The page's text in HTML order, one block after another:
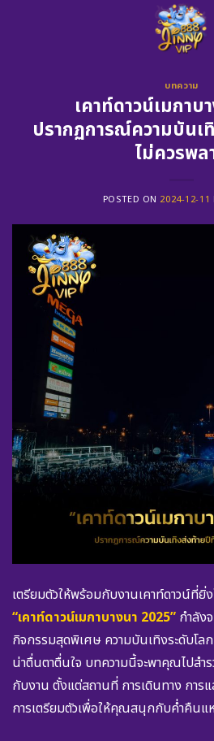
บทความ
เคาท์ดาวน์เมกาบ
ปรากฏการณ์ความบัน
ไม่ควรพล
POSTED ON 2024-12-11
เตรียมตัวให้พร้อมกับงานเคาท์ดาวน์ที่
“เคาท์ดาวน์เมกาบางนา 2025” กำลัง
กิจกรรมสุดพิเศษ ความบันเทิงระดับโล
น่าตื่นตาตื่นใจ บทความนี้จะพาคุณไปสำร
กับงาน ตั้งแต่สถานที่ การเดินทาง การ
การเตรียมตัวเพื่อให้คุณสนุกกับค่ำคืนแ